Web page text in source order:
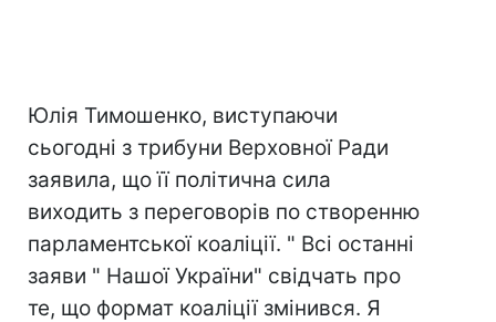
Юлія Тимошенко, виступаючи
сьогодні з трибуни Верховної Ради
заявила, що її політична сила
виходить з переговорів по створенню
парламентської коаліції. " Всі останні
заяви " Нашої України" свідчать про
те, що формат коаліції змінився. Я